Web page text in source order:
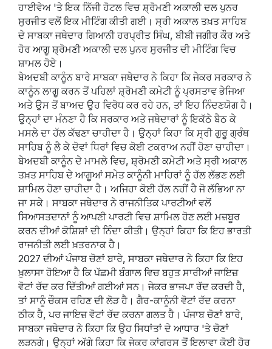
ਹਾਈਵੇਅ 'ਤੇ ਇਕ ਨਿੱਜੀ ਹੋਟਲ ਵਿਚ ਸ਼੍ਰੋਮਣੀ ਅਕਾਲੀ ਦਲ ਪੁਨਰ
ਸੁਰਜੀਤ ਵਲੋਂ ਇਕ ਮੀਟਿੰਗ ਕੀਤੀ ਗਈ। ਸ੍ਰੀ ਅਕਾਲ ਤਖ਼ਤ ਸਾਹਿਬ
ਦੇ ਸਾਬਕਾ ਜਥੇਦਾਰ ਗਿਆਨੀ ਹਰਪ੍ਰੀਤ ਸਿੰਘ, ਬੀਬੀ ਜਗੀਰ ਕੌਰ ਅਤੇ
ਹੋਰ ਆਗੂ ਸ਼੍ਰੋਮਣੀ ਅਕਾਲੀ ਦਲ ਪੁਨਰ ਸੁਰਜੀਤ ਦੀ ਮੀਟਿੰਗ ਵਿਚ
ਸ਼ਾਮਲ ਹੋਏ।
ਬੇਅਦਬੀ ਕਾਨੂੰਨ ਬਾਰੇ ਸਾਬਕਾ ਜਥੇਦਾਰ ਨੇ ਕਿਹਾ ਕਿ ਜੇਕਰ ਸਰਕਾਰ ਨੇ
ਕਾਨੂੰਨ ਲਾਗੂ ਕਰਨ ਤੋਂ ਪਹਿਲਾਂ ਸ਼੍ਰੋਮਣੀ ਕਮੇਟੀ ਨੂੰ ਪ੍ਰਸਤਾਵ ਭੇਜਿਆ
ਅਤੇ ਉਸ ਤੋਂ ਬਾਅਦ ਉਹ ਵਿਰੋਧ ਕਰ ਰਹੇ ਹਨ, ਤਾਂ ਇਹ ਨਿੰਦਣਯੋਗ ਹੈ।
ਉਨ੍ਹਾਂ ਦਾ ਮੰਨਣਾ ਹੈ ਕਿ ਸਰਕਾਰ ਅਤੇ ਜਥੇਦਾਰਾਂ ਨੂੰ ਇਕੱਠੇ ਬੈਠ ਕੇ
ਮਸਲੇ ਦਾ ਹੱਲ ਕੱਢਣਾ ਚਾਹੀਦਾ ਹੈ। ਉਨ੍ਹਾਂ ਕਿਹਾ ਕਿ ਸ੍ਰੀ ਗੁਰੂ ਗ੍ਰੰਥ
ਸਾਹਿਬ ਨੂੰ ਲੈ ਕੇ ਦੋਵਾਂ ਧਿਰਾਂ ਵਿਚ ਕੋਈ ਟਕਰਾਅ ਨਹੀਂ ਹੋਣਾ ਚਾਹੀਦਾ।
ਬੇਅਦਬੀ ਕਾਨੂੰਨ ਦੇ ਮਾਮਲੇ ਵਿਚ, ਸ਼੍ਰੋਮਣੀ ਕਮੇਟੀ ਅਤੇ ਸ੍ਰੀ ਅਕਾਲ
ਤਖ਼ਤ ਸਾਹਿਬ ਦੇ ਆਗੂਆਂ ਸਮੇਤ ਕਾਨੂੰਨੀ ਮਾਹਿਰਾਂ ਨੂੰ ਹੱਲ ਲੱਭਣ ਲਈ
ਸ਼ਾਮਿਲ ਹੋਣਾ ਚਾਹੀਦਾ ਹੈ। ਅਜਿਹਾ ਕੋਈ ਹੱਲ ਨਹੀਂ ਹੈ ਜੋ ਲੱਭਿਆ ਨਾ
ਜਾ ਸਕੇ। ਸਾਬਕਾ ਜਥੇਦਾਰ ਨੇ ਰਾਜਨੀਤਿਕ ਪਾਰਟੀਆਂ ਵਲੋਂ
ਸਿਆਸਤਦਾਨਾਂ ਨੂੰ ਆਪਣੀ ਪਾਰਟੀ ਵਿਚ ਸ਼ਾਮਿਲ ਹੋਣ ਲਈ ਮਜ਼ਬੂਰ
ਕਰਨ ਦੀਆਂ ਕੋਸ਼ਿਸ਼ਾਂ ਦੀ ਨਿੰਦਾ ਕੀਤੀ। ਉਨ੍ਹਾਂ ਕਿਹਾ ਕਿ ਇਹ ਭਾਰਤੀ
ਰਾਜਨੀਤੀ ਲਈ ਖ਼ਤਰਨਾਕ ਹੈ।
2027 ਦੀਆਂ ਪੰਜਾਬ ਚੋਣਾਂ ਬਾਰੇ, ਸਾਬਕਾ ਜਥੇਦਾਰ ਨੇ ਕਿਹਾ ਕਿ ਇਹ
ਖ਼ੁਲਾਸਾ ਹੋਇਆ ਹੈ ਕਿ ਪੱਛਮੀ ਬੰਗਾਲ ਵਿਚ ਬਹੁਤ ਸਾਰੀਆਂ ਜਾਇਜ਼
ਵੋਟਾਂ ਰੱਦ ਕਰ ਦਿੱਤੀਆਂ ਗਈਆਂ ਸਨ। ਜੇਕਰ ਭਾਜਪਾ ਰੱਦ ਕਰਦੀ ਹੈ,
ਤਾਂ ਸਾਨੂੰ ਚੌਕਸ ਰਹਿਣ ਦੀ ਲੋੜ ਹੈ। ਗੈਰ-ਕਾਨੂੰਨੀ ਵੋਟਾਂ ਰੱਦ ਕਰਨਾ
ਠੀਕ ਹੈ, ਪਰ ਜਾਇਜ਼ ਵੋਟਾਂ ਰੱਦ ਕਰਨਾ ਗਲਤ ਹੈ। ਪੰਜਾਬ ਚੋਣਾਂ ਬਾਰੇ,
ਸਾਬਕਾ ਜਥੇਦਾਰ ਨੇ ਕਿਹਾ ਕਿ ਉਹ ਸਿਧਾਂਤਾਂ ਦੇ ਆਧਾਰ 'ਤੇ ਚੋਣਾਂ
ਲੜਨਗੇ। ਉਨ੍ਹਾਂ ਅੱਗੇ ਕਿਹਾ ਕਿ ਜੇਕਰ ਕਾਂਗਰਸ ਤੋਂ ਇਲਾਵਾ ਕੋਈ ਹੋਰ